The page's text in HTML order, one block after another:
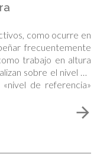
como ocurre en
frecuentemente
trabajo en altura
sobre el nivel de
de referencia»